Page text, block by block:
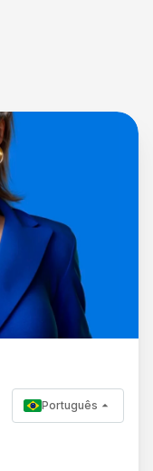
Português